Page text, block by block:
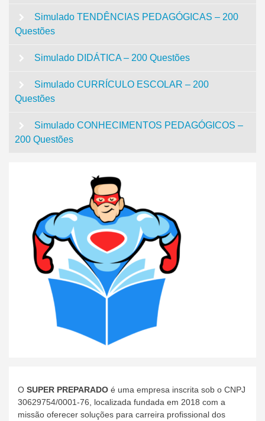
Simulado TENDÊNCIAS PEDAGÓGICAS – 200
Questões
Simulado DIDÁTICA – 200 Questões
Simulado CURRÍCULO ESCOLAR – 200
Questões
Simulado CONHECIMENTOS PEDAGÓGICOS –
200 Questões
O SUPER PREPARADO é uma empresa inscrita sob o CNPJ
30629754/0001-76, localizada fundada em 2018 com a
missão oferecer soluções para carreira profissional dos